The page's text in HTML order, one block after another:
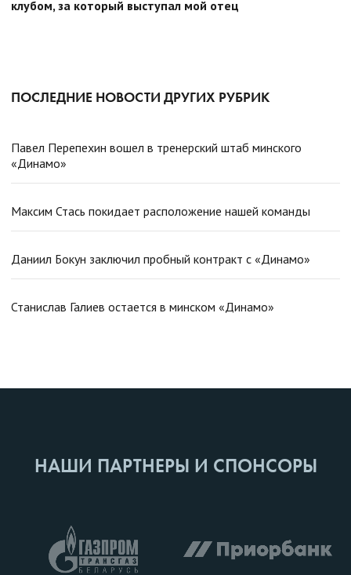
клубом, за который выступал мой отец
ПОСЛЕДНИЕ НОВОСТИ ДРУГИХ РУБРИК
Павел Перепехин вошел в тренерский штаб минского
«Динамо»
Максим Стась покидает расположение нашей команды
Даниил Бокун заключил пробный контракт с «Динамо»
Станислав Галиев остается в минском «Динамо»
НАШИ ПАРТНЕРЫ И СПОНСОРЫ